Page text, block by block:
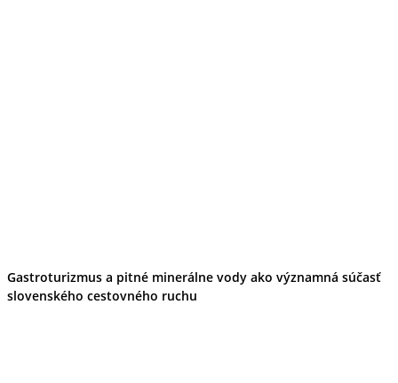
Gastroturizmus a pitné minerálne vody ako významná súčasť
slovenského cestovného ruchu